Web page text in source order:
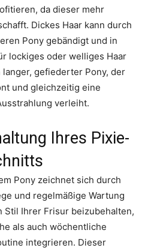
da dieser mehr
Dickes Haar kann durch
Pony gebändigt und in
lockiges oder welliges Haar
gefiederter Pony, der
und gleichzeitig eine
verleiht.
Ihres Pixie-
Pony zeichnet sich durch
und regelmäßige Wartung
Stil Ihrer Frisur beizubehalten,
als auch wöchentliche
integrieren. Dieser